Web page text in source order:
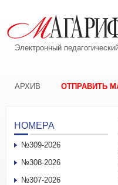
Электронный
АРХИВ ОТПРАВИТЬ
НОМЕРА
№309-2026
№308-2026
№307-2026